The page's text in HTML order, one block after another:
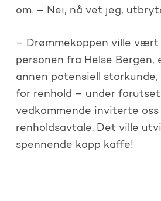
om. – Nei, nå vet jeg,
– Drømmekoppen ville vært
personen fra Helse Bergen,
annen potensiell storkunde,
for renhold – under
vedkommende inviterte oss
renholdsavtale. Det ville
spennende kopp kaffe!